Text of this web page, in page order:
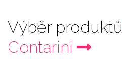
Výběr produktů
Contarini